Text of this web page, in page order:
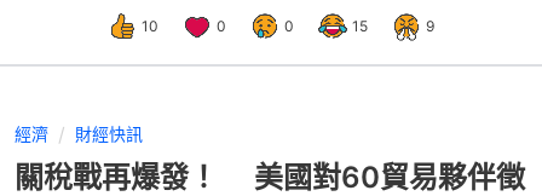
10 0 0 15 9
經濟 財經快訊
關稅戰再爆發！ 美國對60貿易夥伴徵